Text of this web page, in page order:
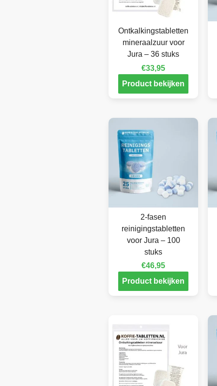
Ontkalkingstabletten
mineraalzuur voor
Jura – 36 stuks
€33,95
Product bekijken
2-fasen
reinigingstabletten
voor Jura – 100
stuks
€46,95
Product bekijken